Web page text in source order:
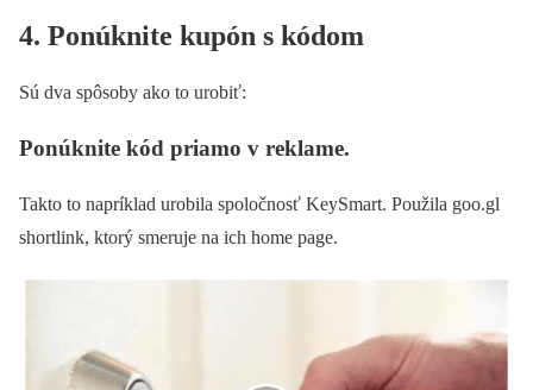
4. Ponúknite kupón s kódom
Sú dva spôsoby ako to urobiť:
Ponúknite kód priamo v reklame.
Takto to napríklad urobila spoločnosť KeySmart. Použila goo.gl
shortlink, ktorý smeruje na ich home page.